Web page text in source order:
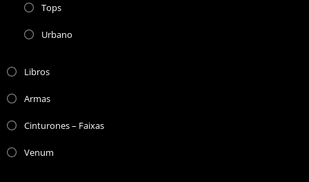
Tops
Urbano
Libros
Armas
Cinturones – Faixas
Venum